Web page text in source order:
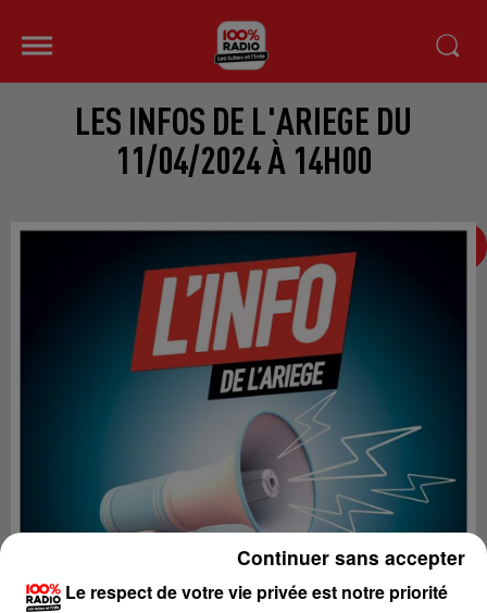
LES INFOS DE L'ARIEGE DU
11/04/2024 À 14H00
Le respect de votre vie privée est notre priorité
Continuer sans accepter